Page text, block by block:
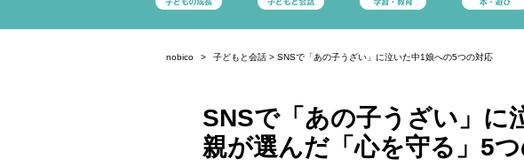
nobico 子どもと会話 > SNSで「あの子うざい」に泣いた中1娘への5つの対応
SNSで「あの子うざい」
親が選んだ「心を守る」5